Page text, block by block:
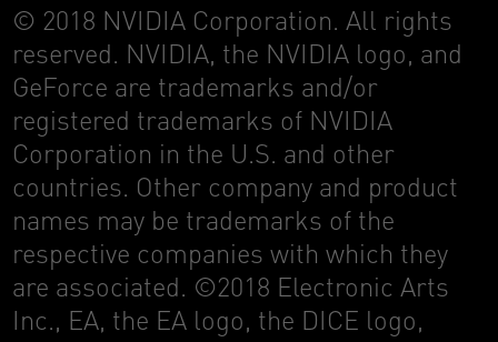
© 2018 NVIDIA Corporation. All rights
reserved. NVIDIA, the NVIDIA logo, and
GeForce are trademarks and/or
registered trademarks of NVIDIA
Corporation in the U.S. and other
countries. Other company and product
names may be trademarks of the
respective companies with which they
are associated. ©2018 Electronic Arts
Inc., EA, the EA logo, the DICE logo,